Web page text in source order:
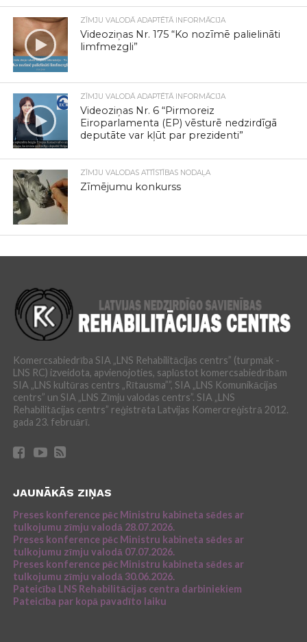
ZĪMJU VALODĀ ADAPTĒTĀ INFORMĀCIJA
Videoziņas Nr. 175 “Ko nozīmē palielināti
limfmezgli”
ZĪMJU VALODĀ ADAPTĒTĀ INFORMĀCIJA
Videoziņas Nr. 6 “Pirmoreiz
Eiroparlamenta (EP) vēsturē nedzirdīgā
deputāte var kļūt par prezidenti”
ZĪMJU VALODAS ATTĪSTĪBAS NODAĻA
Zīmējumu konkurss
Komercsabiedrība SIA „LNS Rehabilitācijas centrs” (turpmāk -
LNS RC) izveidota, apvienojoties, saplūstot komercsabiedrībām
SIA „LNS kultūras centrs „Rītausma””, SIA „LNS Komunikācijas
centrs” un SIA „LNS Zīmju valodas centrs”. SIA „LNS
Rehabilitācijas centrs” reģistrēta Latvijas Komercreģistrā 2012.
gada 23. februārī.
JAUNĀKĀS ZIŅAS
Preses konference pēc Ministru kabineta sēdes ar
tulkojumu zīmju valodā 28.07.2026.
Preses konference pēc Ministru kabineta sēdes ar
tulkojumu zīmju valodā 07.07.2026.
Preses konference pēc Ministru kabineta sēdes ar
tulkojumu zīmju valodā 30.06.2026.
Pateicība LNS Rehabilitācijas centra darbiniekiem
Pateicība par kopā pavadīto laiku